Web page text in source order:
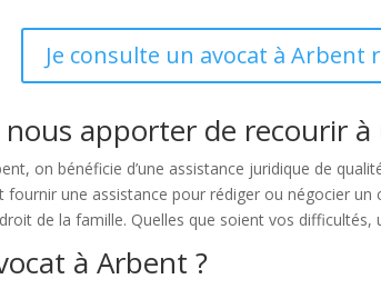
Je consulte un avocat à Arbent
nous apporter de recourir
on bénéficie d’une assistance juridique de
une assistance pour rédiger ou négocier
de la famille. Quelles que soient vos
à Arbent ?